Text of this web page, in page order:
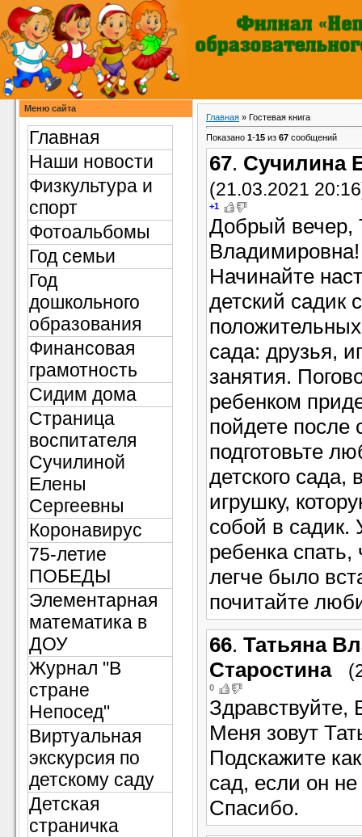
Меню сайта
Главная
Наши новости
Физкультура и
спорт
Фотоальбомы
Год семьи
Год
дошкольного
образования
Финансовая
грамотность
Сидим дома
Страница
воспитателя
Сучилиной
Елены
Сергеевны
Коронавирус
75-летие
ПОБЕДЫ
Элементарная
математика в
ДОУ
Журнал "В
стране
Непосед"
Виртуальная
экскурсия по
детскому саду
Детская
страничка
Главная » Гостевая книга
Показано 1-15 из 67 сообщений
67. Сучилина
(21.03.2021
+1
Добрый вечер,
Начинайте
детский садик
сада: друзья,
занятия.
ребенком
пойдете после
подготовьте
детского
игрушку,
собой в
ребенка
легче было
почитайте
66. Татьяна
Старостина
0
Здравствуйте,
Меня зовут
Подскажите
сад, если он
Спасибо.